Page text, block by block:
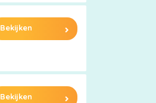
Bekijken
Bekijken